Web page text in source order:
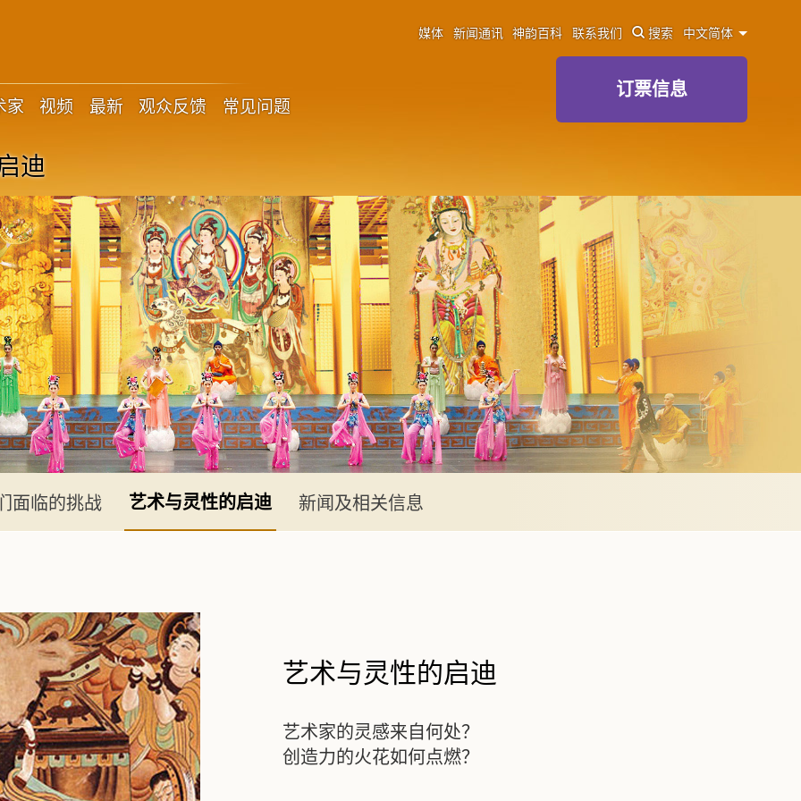
家 视频 最新 观众反馈 常见问题
媒体 新闻通讯 神韵百科 联系我们 搜索 中文简体
订票信息
迪
面临的挑战 艺术与灵性的启迪 新闻及相关信息
艺术与灵性的启迪
艺术家的灵感来自何处？
创造力的火花如何点燃？